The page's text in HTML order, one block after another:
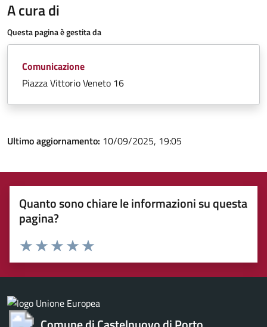
A cura di
Questa pagina è gestita da
Comunicazione
Piazza Vittorio Veneto 16
Ultimo aggiornamento: 10/09/2025, 19:05
Quanto sono chiare le informazioni su questa
pagina?
Valuta 5 stelle su 5
Valuta 4 stelle su 5
Valuta 3 stelle su 5
Valuta 2 stelle su 5
Valuta 1 stelle su 5